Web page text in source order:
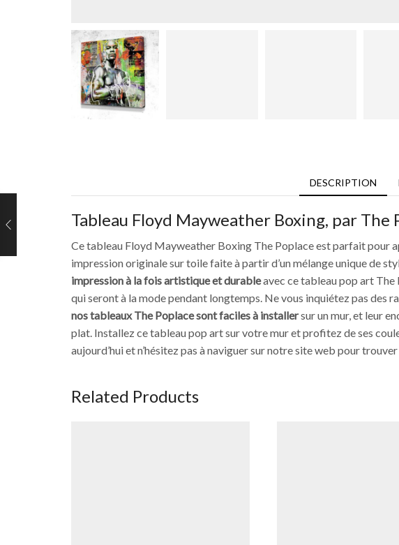
DESCRIPTION
Tableau Floyd Mayweather Boxing, par The
Ce tableau Floyd Mayweather Boxing The Poplace est parfait pour
impression originale sur toile faite à partir d’un mélange unique de
impression à la fois artistique et durableavec ce tableau pop art The
qui seront à la mode pendant longtemps. Ne vous inquiétez pas des
nos tableaux The Poplace sont faciles à installersur un mur, et leur
plat. Installez ce tableau pop art sur votre mur et profitez de ses
aujourd’hui et n’hésitez pas à naviguer sur notre site web pour
Related Products